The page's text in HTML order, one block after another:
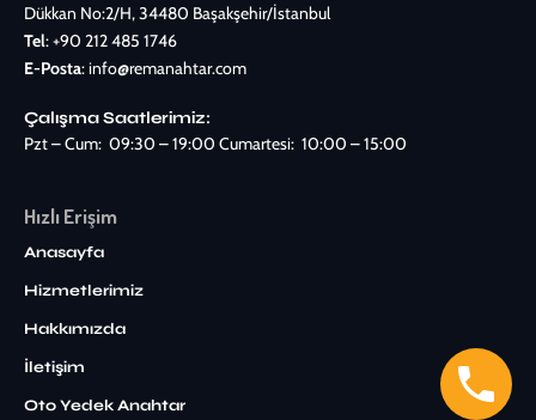
Dükkan No:2/H, 34480 Başakşehir/İstanbul
Tel:+90 212 485 1746
E-Posta:info@remanahtar.com
Çalışma Saatlerimiz:
Pzt – Cum: 09:30 – 19:00 Cumartesi: 10:00 – 15:00
Hızlı Erişim
Anasayfa
Hizmetlerimiz
Hakkımızda
İletişim
Oto Yedek Anahtar